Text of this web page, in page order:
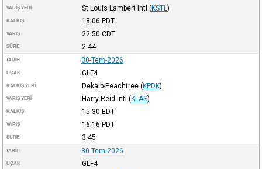
VARIŞ YERI St Louis Lambert Intl (KSTL )
KALKIŞ 18:06 PDT
VARIŞ 22:50 CDT
SÜRE 2:44
TARIH 30-Tem-2026
UÇAK GLF4
KALKIŞ YERI Dekalb-Peachtree (KPDK)
VARIŞ YERI Harry Reid Intl (KLAS)
KALKIŞ 15:30 EDT
VARIŞ 16:16 PDT
SÜRE 3:45
TARIH 30-Tem-2026
UÇAK GLF4